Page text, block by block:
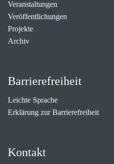
Veranstaltungen
Veröffentlichungen
Projekte
Archiv
Barrierefreiheit
Leichte Sprache
Erklärung zur Barrierefreiheit
Kontakt